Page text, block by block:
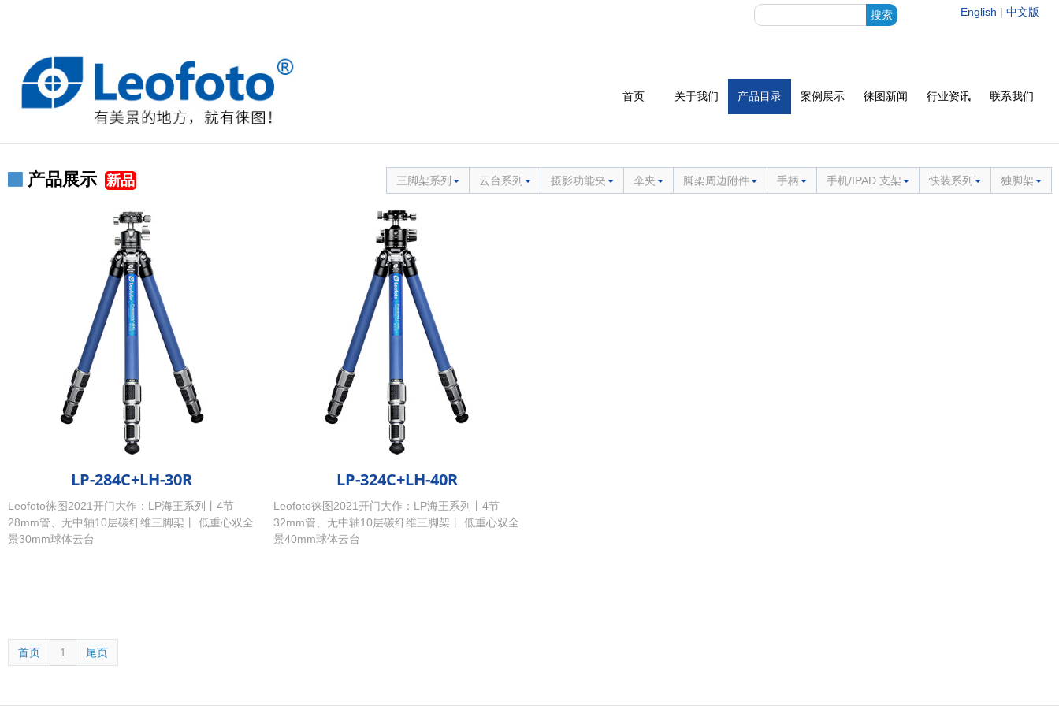
English | 中文版
首页 关于我们 产品目录 案例展示 徕图新闻 行业资讯 联系我们
产品展示 新品 三脚架系列 云台系列 摄影功能夹 伞夹 脚架周边附件 手柄 手机/IPAD 支架 快装系列 独脚架
LP-284C+LH-30R
Leofoto徕图2021开门大作：LP海王系列丨4节
28mm管、无中轴10层碳纤维三脚架丨 低重心双全
景30mm球体云台
LP-324C+LH-40R
Leofoto徕图2021开门大作：LP海王系列丨4节
32mm管、无中轴10层碳纤维三脚架丨 低重心双全
景40mm球体云台
首页 1 尾页